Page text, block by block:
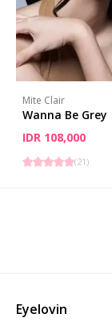
Mite Clair
Wanna Be Grey
IDR 108,000
( 21 )
Eyelovin